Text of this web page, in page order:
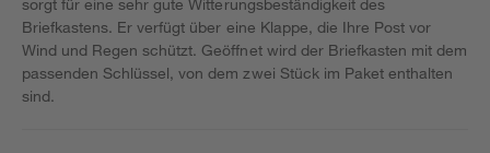
sorgt für eine sehr gute Witterungsbeständigkeit des
Briefkastens. Er verfügt über eine Klappe, die Ihre Post vor
Wind und Regen schützt. Geöffnet wird der Briefkasten mit dem
passenden Schlüssel, von dem zwei Stück im Paket enthalten
sind.